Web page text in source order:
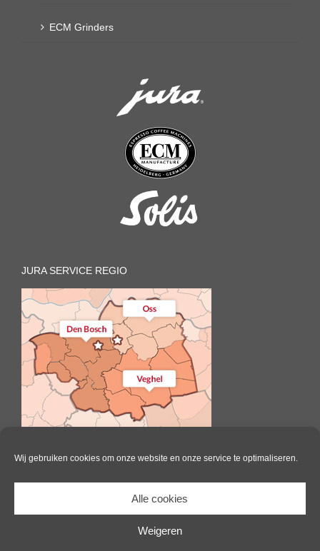
Wij gebruiken cookies om onze website en onze service te optimaliseren.
Alle cookies
Weigeren
ECM Grinders
JURA SERVICE REGIO
voorwaarden|